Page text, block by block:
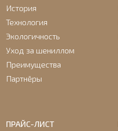
История
Технология
Экологичность
Уход за шениллом
Преимущества
Партнёры
ПРАЙС-ЛИСТ